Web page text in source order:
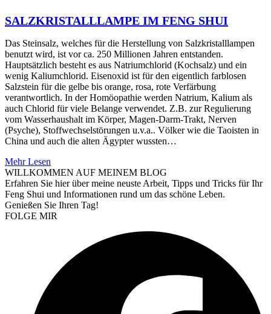
SALZKRISTALLLAMPE IM FENG SHUI
Das Steinsalz, welches für die Herstellung von Salzkristalllampen
benutzt wird, ist vor ca. 250 Millionen Jahren entstanden.
Hauptsätzlich besteht es aus Natriumchlorid (Kochsalz) und ein
wenig Kaliumchlorid. Eisenoxid ist für den eigentlich farblosen
Salzstein für die gelbe bis orange, rosa, rote Verfärbung
verantwortlich. In der Homöopathie werden Natrium, Kalium als
auch Chlorid für viele Belange verwendet. Z.B. zur Regulierung
vom Wasserhaushalt im Körper, Magen-Darm-Trakt, Nerven
(Psyche), Stoffwechselstörungen u.v.a.. Völker wie die Taoisten in
China und auch die alten Ägypter wussten…
Mehr Lesen
WILLKOMMEN AUF MEINEM BLOG
Erfahren Sie hier über meine neuste Arbeit, Tipps und Tricks für Ihr
Feng Shui und Informationen rund um das schöne Leben.
Genießen Sie Ihren Tag!
FOLGE MIR